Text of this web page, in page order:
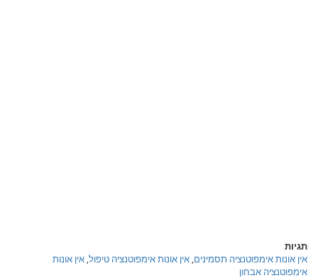
תגיות
אין אונות אימפוטנציה תסמינים, אין אונות אימפוטנציה טיפול, אין אונות
אימפוטנציה אבחון